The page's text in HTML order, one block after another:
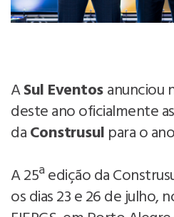
ASul Eventosanunciou
deste ano oficialmente
daConstrusul para o
A 25ª edição da
os dias 23 e 26 de julho,